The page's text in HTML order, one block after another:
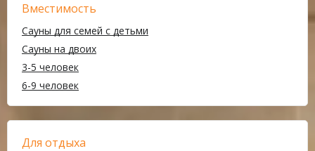
Вместимость
Сауны для семей с детьми
Сауны на двоих
3-5 человек
6-9 человек
Для отдыха